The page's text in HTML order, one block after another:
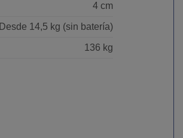
4 cm
Desde 14,5 kg (sin batería)
136 kg